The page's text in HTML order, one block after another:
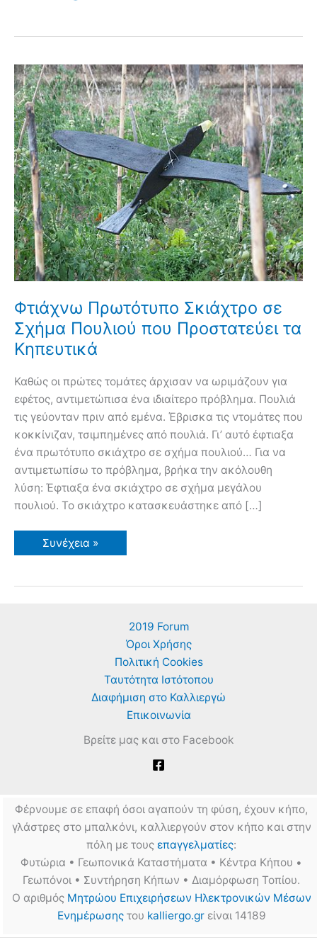
Φτιάχνω Πρωτότυπο Σκιάχτρο σε
Σχήμα Πουλιού που Προστατεύει τα
Κηπευτικά
Καθώς οι πρώτες τομάτες άρχισαν να ωριμάζουν για
εφέτος, αντιμετώπισα ένα ιδιαίτερο πρόβλημα. Πουλιά
τις γεύονταν πριν από εμένα. Έβρισκα τις ντομάτες που
κοκκίνιζαν, τσιμπημένες από πουλιά. Γι’ αυτό έφτιαξα
ένα πρωτότυπο σκιάχτρο σε σχήμα πουλιού… Για να
αντιμετωπίσω το πρόβλημα, βρήκα την ακόλουθη
λύση: Έφτιαξα ένα σκιάχτρο σε σχήμα μεγάλου
πουλιού. Το σκιάχτρο κατασκευάστηκε από […]
Φτιάχνω
Πρωτότυπο
Σχήμα
Συνέχεια »
2019 Forum
Όροι Χρήσης
Πολιτική Cookies
Ταυτότητα Ιστότοπου
Διαφήμιση στο Καλλιεργώ
Επικοινωνία
Βρείτε μας και στο Facebook
Φέρνουμε σε επαφή όσοι αγαπούν τη φύση, έχουν κήπο,
γλάστρες στο μπαλκόνι, καλλιεργούν στον κήπο και στην
πόλη με τους επαγγελματίες:
Φυτώρια • Γεωπονικά Καταστήματα • Κέντρα Κήπου •
Γεωπόνοι • Συντήρηση Κήπων • Διαμόρφωση Τοπίου.
Ο αριθμός Μητρώου Επιχειρήσεων Ηλεκτρονικών Μέσων
Ενημέρωσηςτου kalliergo.grείναι 14189